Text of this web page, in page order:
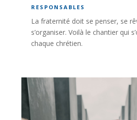
RESPONSABLES
La fraternité doit se penser, se
s’organiser. Voilà le chantier qui
chaque chrétien.